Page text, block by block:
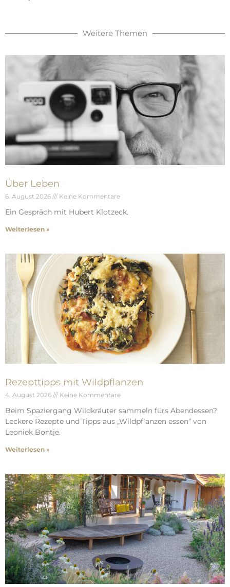
Weitere Themen
Über Leben
6. August 2026 Keine Kommentare
Ein Gespräch mit Hubert Klotzeck.
Weiterlesen »
Rezepttipps mit Wildpflanzen
4. August 2026 Keine Kommentare
Beim Spaziergang Wildkräuter sammeln fürs Abendessen?
Leckere Rezepte und Tipps aus „Wildpflanzen essen“ von
Leoniek Bontje.
Weiterlesen »